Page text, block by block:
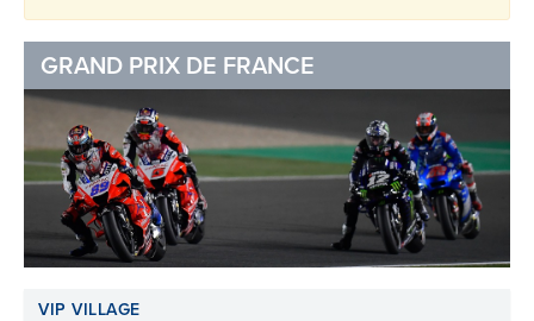
GRAND PRIX DE FRANCE
VIP VILLAGE